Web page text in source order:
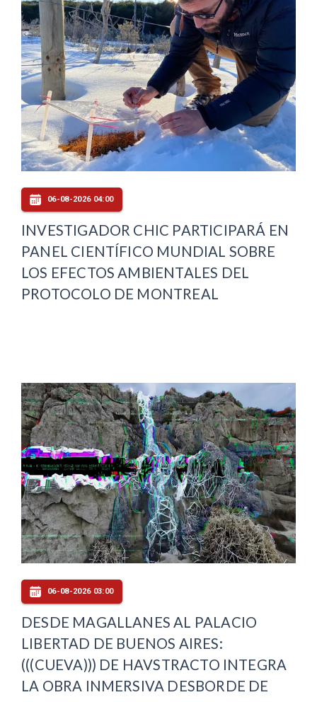
06-08-2026 04:00
INVESTIGADOR CHIC PARTICIPARÁ EN
PANEL CIENTÍFICO MUNDIAL SOBRE
LOS EFECTOS AMBIENTALES DEL
PROTOCOLO DE MONTREAL
06-08-2026 03:00
DESDE MAGALLANES AL PALACIO
LIBERTAD DE BUENOS AIRES:
(((CUEVA))) DE HAVSTRACTO INTEGRA
LA OBRA INMERSIVA DESBORDE DE